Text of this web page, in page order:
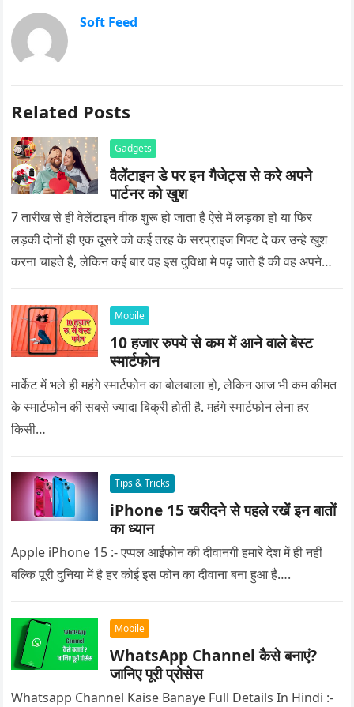
Soft Feed
Related Posts
Gadgets
वैलेंटाइन डे पर इन गैजेट्स से करे अपने
पार्टनर को खुश
7 तारीख से ही वेलेंटाइन वीक शुरू हो जाता है ऐसे में लड़का हो या फिर
लड़की दोनों ही एक दूसरे को कई तरह के सरप्राइज गिफ्ट दे कर उन्हे खुश
करना चाहते है, लेकिन कई बार वह इस दुविधा मे पढ़ जाते है की वह अपने
Mobile
10 हजार रुपये से कम में आने वाले बेस्ट
स्मार्टफोन
मार्केट में भले ही महंगे स्मार्टफोन का बोलबाला हो, लेकिन आज भी कम कीमत
के स्मार्टफोन की सबसे ज्यादा बिक्री होती है. महंगे स्मार्टफोन लेना हर
किसी…
Tips & Tricks
iPhone 15 खरीदने से पहले रखें इन बातों
का ध्यान
Apple iPhone 15 :- एप्पल आईफोन की दीवानगी हमारे देश में ही नहीं
बल्कि पूरी दुनिया में है हर कोई इस फोन का दीवाना बना हुआ है….
Mobile
WhatsApp Channel कैसे बनाएं?
जानिए पूरी प्रोसेस
Whatsapp Channel Kaise Banaye Full Details In Hindi :-